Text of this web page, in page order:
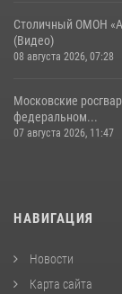
Столичный ОМОН
(Видео)
08 августа 2026, 07:28
Московские
федеральном...
07 августа 2026, 11:47
НАВИГАЦИЯ
Новости
Карта сайта